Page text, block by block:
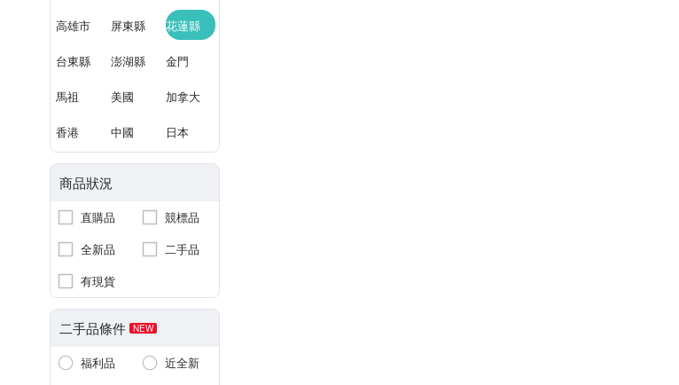
高雄市 屏東縣 花蓮縣
台東縣 澎湖縣 金門
馬祖 美國 加拿大
香港 中國 日本
商品狀況
直購品
競標品
全新品
二手品
有現貨
二手品條件 NEW
福利品
近全新